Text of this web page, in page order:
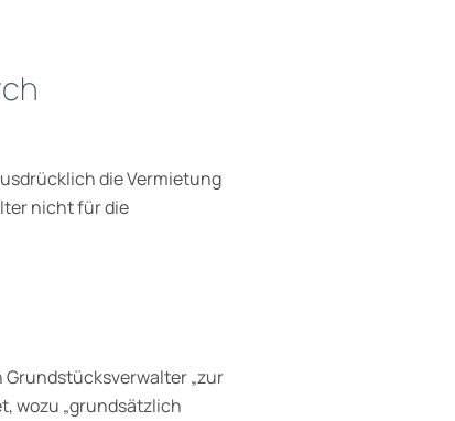
die Vermietung
nicht für die
„zur
wozu „grundsätzlich